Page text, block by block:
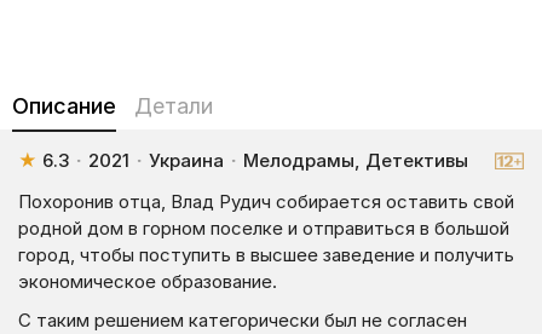
Описание Детали
★ 6.3 · 2021 · Украина · Мелодрамы, Детективы
Похоронив отца, Влад Рудич собирается оставить свой
родной дом в горном поселке и отправиться в большой
город, чтобы поступить в высшее заведение и получить
экономическое образование.
С таким решением категорически был не согласен